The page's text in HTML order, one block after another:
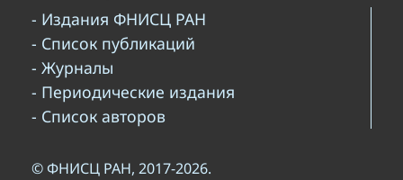
- Издания ФНИСЦ РАН
- Список публикаций
- Журналы
- Периодические издания
- Список авторов
© ФНИСЦ РАН, 2017-2026.